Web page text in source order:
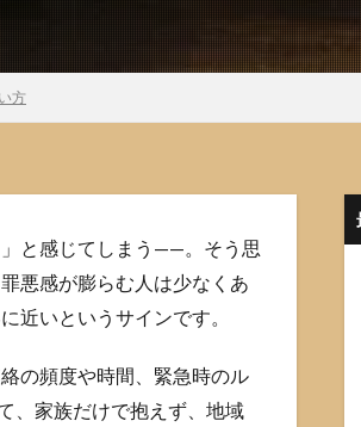
方
と感じてしまう——。そう思
悪感が膨らむ人は少なくあ
近いというサインです。
の頻度や時間、緊急時のル
、家族だけで抱えず、地域